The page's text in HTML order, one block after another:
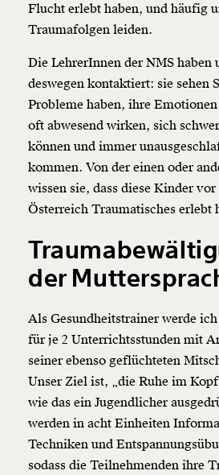
Flucht erlebt haben, und häufig
Traumafolgen leiden.
Die LehrerInnen der NMS haben
deswegen kontaktiert: sie sehen
Probleme haben, ihre
oft abwesend wirken, sich
können und immer
kommen. Von der einen oder
wissen sie, dass diese Kinder
Österreich Traumatisches erlebt
der
Als Gesundheitstrainer werde
für je 2 Unterrichtsstunden mit
seiner ebenso geflüchteten
Unser Ziel ist, „die Ruhe im
wie das ein Jugendlicher
werden in acht Einheiten
Techniken und
sodass die Teilnehmenden ihre